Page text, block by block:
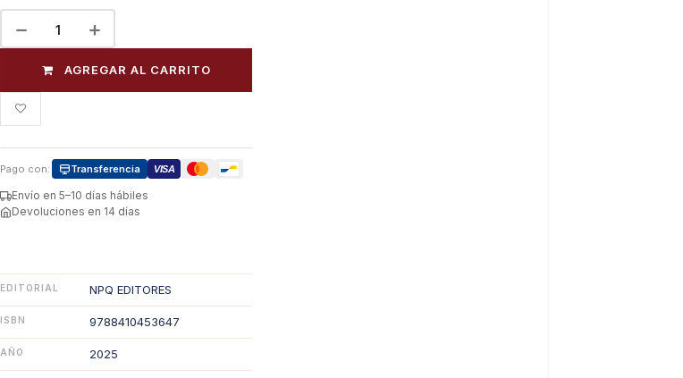
AGREGAR AL CARRITO
Pago con: Transferencia VISA
Envío en 5–10 días hábiles
Devoluciones en 14 días
EDITORIAL NPQ EDITORES
ISBN 9788410453647
AÑO 2025